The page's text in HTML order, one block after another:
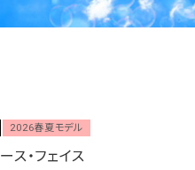
2026春夏モデル
ス・フェイス